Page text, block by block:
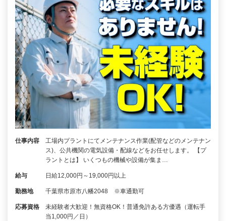
仕事内容
工場内プラントにてメンテナンス作業(配管などのメンテナン
ス)、公共機関の電気設備・配線などをお任せします。 【プ
ラントとは】 いくつもの機械や設備が集ま…
給与 日給12,000円～19,000円以上
勤務地 千葉県市原市八幡2048 ※車通勤可
応募資格
未経験者大歓迎！無資格OK！普通免許ある方優遇（運転手
当1,000円／日）